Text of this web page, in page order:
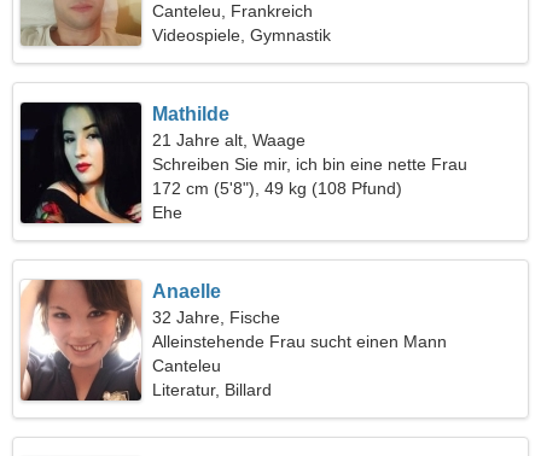
Canteleu, Frankreich
Videospiele, Gymnastik
Mathilde
21 Jahre alt, Waage
Schreiben Sie mir, ich bin eine nette Frau
172 cm (5'8"), 49 kg (108 Pfund)
Ehe
Anaelle
32 Jahre, Fische
Alleinstehende Frau sucht einen Mann
Canteleu
Literatur, Billard